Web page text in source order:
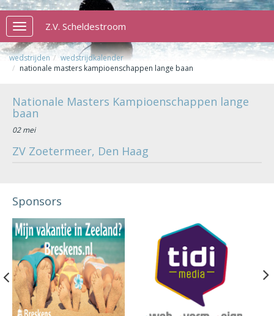
Toggle
navigation
Z.V. Scheldestroom
wedstrijden
wedstrijdkalender
nationale masters kampioenschappen lange baan
Nationale Masters Kampioenschappen lange
baan
02 mei
ZV Zoetermeer, Den Haag
Sponsors
Previous